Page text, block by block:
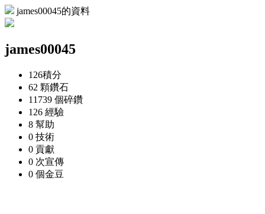
james00045的資料
james00045
126積分
62 顆鑽石
11739 個碎鑽
126 經驗
8 幫助
0 技術
0 貢獻
0 次宣傳
0 個金豆